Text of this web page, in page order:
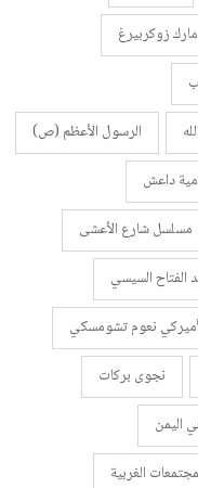
مارك زوكربيرغ
الرسول الأعظم (ص)
داعش
مسلسل شارع الأعشى
الفتاح السيسي
نعوم تشومسكي
نجوى بركات
اليمن
الغربية